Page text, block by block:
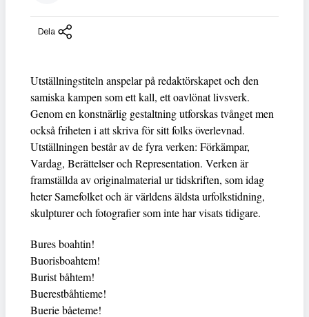
Dela
Utställningstiteln anspelar på redaktörskapet och den
samiska kampen som ett kall, ett oavlönat livsverk.
Genom en konstnärlig gestaltning utforskas tvånget men
också friheten i att skriva för sitt folks överlevnad.
Utställningen består av de fyra verken: Förkämpar,
Vardag, Berättelser och Representation. Verken är
framställda av originalmaterial ur tidskriften, som idag
heter Samefolket och är världens äldsta urfolkstidning,
skulpturer och fotografier som inte har visats tidigare.
Bures boahtin!
Buorisboahtem!
Burist båhtem!
Buerestbåhtieme!
Buerie båeteme!